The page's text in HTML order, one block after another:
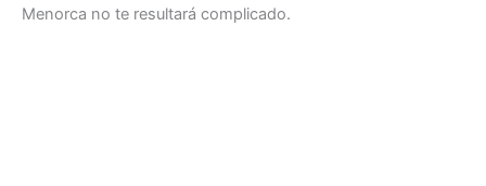
Menorca no te resultará complicado.